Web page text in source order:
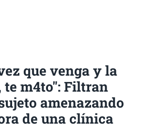
que venga y la
te m4to": Filtran
amenazando
de una clínica